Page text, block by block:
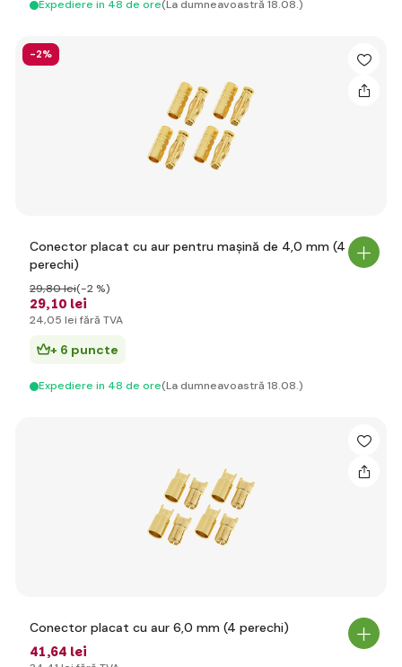
Expediere in 48 de ore(La dumneavoastră 18.08.)
-2%
Conector placat cu aur pentru mașină de 4,0 mm (4
perechi)
29,10 lei
29,80 lei(-2 %)
24,05 lei fără TVA
+ 6 puncte
Expediere in 48 de ore(La dumneavoastră 18.08.)
Conector placat cu aur 6,0 mm (4 perechi)
41,64 lei